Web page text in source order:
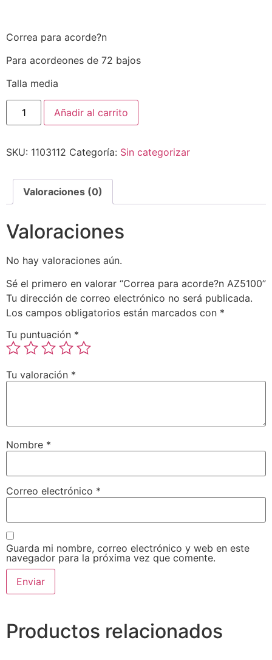
Correa para acorde?n
Para acordeones de 72 bajos
Talla media
Añadir al carrito
SKU: 1103112 Categoría: Sin categorizar
Valoraciones (0)
Valoraciones
No hay valoraciones aún.
Sé el primero en valorar “Correa para acorde?n AZ5100”
Tu dirección de correo electrónico no será publicada.
Los campos obligatorios están marcados con *
Tu puntuación *
Tu valoración *
Nombre *
Correo electrónico *
Guarda mi nombre, correo electrónico y web en este
navegador para la próxima vez que comente.
Productos relacionados